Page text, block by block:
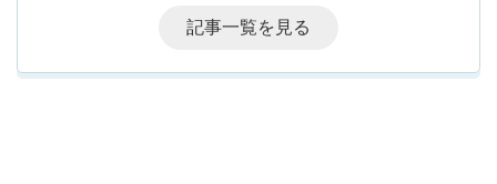
記事一覧を見る